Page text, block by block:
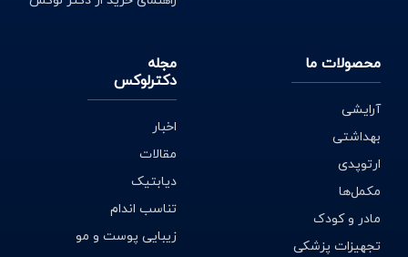
محصولات ما
آرایشی
بهداشتی
ارتوپدی
مکمل‌ها
مادر و کودک
تجهیزات پزشکی
مجله
دکترلوکس
اخبار
مقالات
دیابتیک
تناسب اندام
زیبایی پوست و مو